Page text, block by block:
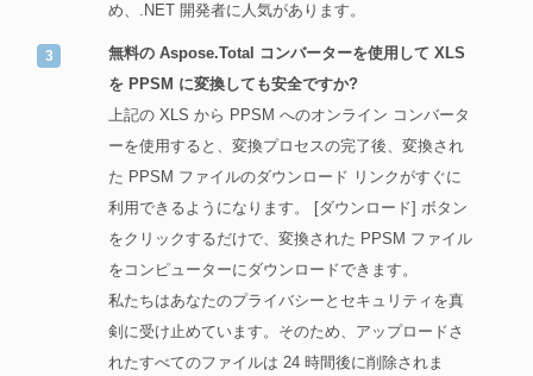
め、.NET 開発者に人気があります。
無料の Aspose.Total コンバーターを使用して XLS
を PPSM に変換しても安全ですか?
上記の XLS から PPSM へのオンライン コンバータ
ーを使用すると、変換プロセスの完了後、変換され
た PPSM ファイルのダウンロード リンクがすぐに
利用できるようになります。 [ダウンロード] ボタン
をクリックするだけで、変換された PPSM ファイル
をコンピューターにダウンロードできます。
私たちはあなたのプライバシーとセキュリティを真
剣に受け止めています。そのため、アップロードさ
れたすべてのファイルは 24 時間後に削除されま